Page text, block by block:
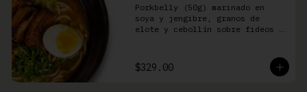
Porkbelly (50g) marinado en
soya y jengibre, granos de
elote y cebollín sobre fideos
$329.00